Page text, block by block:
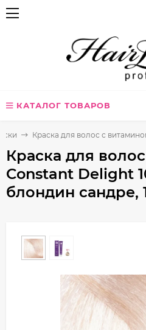
КАТАЛОГ ТОВАРОВ
Краска для волос с
Краска для
Constant Delight
блондин сандре,